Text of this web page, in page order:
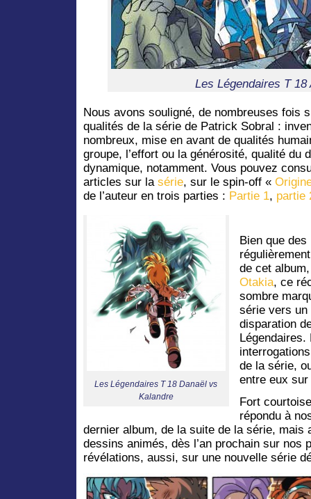
Les Légendaires T 18
Nous avons souligné, de nombreuses fois
qualités de la série de Patrick Sobral :
nombreux, mise en avant de qualités
groupe, l’effort ou la générosité, qualité du
dynamique, notamment. Vous pouvez
articles sur la série, sur le spin-off «
de l’auteur en trois parties : Partie 1, partie
Les Légendaires T 18 Danaël vs
Kalandre
Bien que
de cet
Otakia, ce
sombre
série vers
disparation
de la série,
entre eux
Fort
répondu à
dernier album, de la suite de la série, mais
dessins animés, dès l’an prochain sur nos
révélations, aussi, sur une nouvelle série